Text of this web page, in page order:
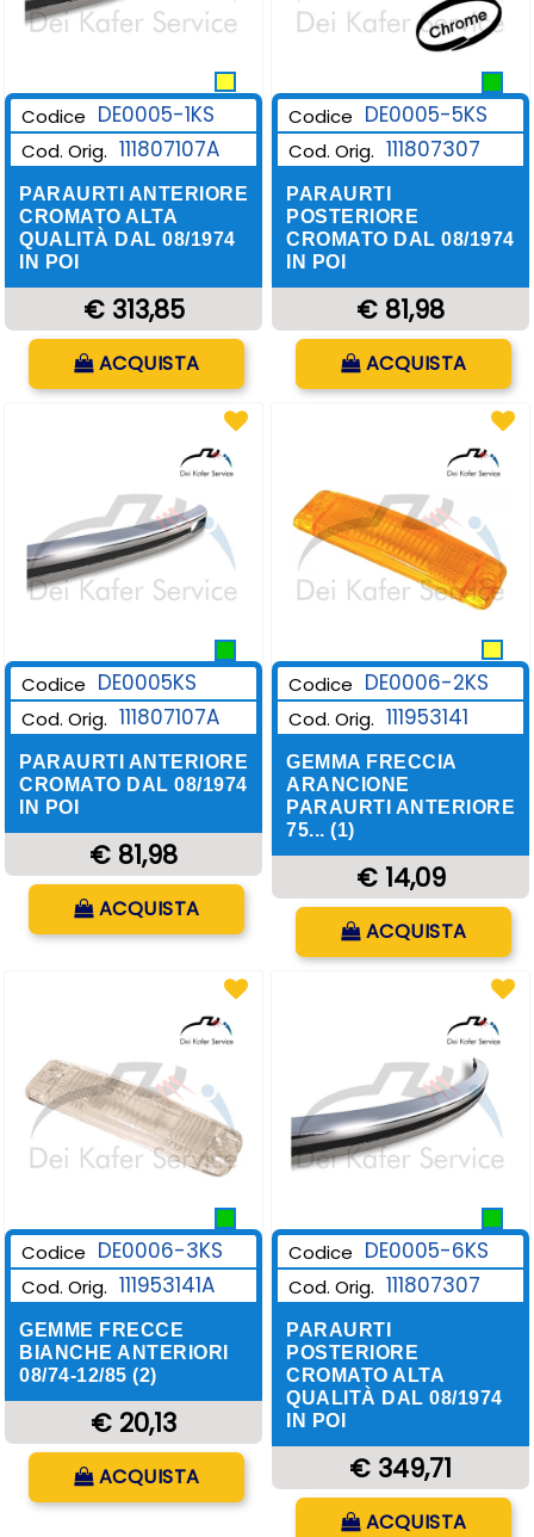
Codice DE0005-1KS
Cod. Orig. 111807107A
PARAURTI ANTERIORE
CROMATO ALTA
QUALITÀ DAL 08/1974
IN POI
€ 313,85
ACQUISTA
Codice DE0005-5KS
Cod. Orig. 111807307
PARAURTI
POSTERIORE
CROMATO DAL 08/1974
IN POI
€ 81,98
ACQUISTA
Codice DE0005KS
Cod. Orig. 111807107A
PARAURTI ANTERIORE
CROMATO DAL 08/1974
IN POI
€ 81,98
ACQUISTA
Codice DE0006-2KS
Cod. Orig. 111953141
GEMMA FRECCIA
ARANCIONE
PARAURTI ANTERIORE
75... (1)
€ 14,09
ACQUISTA
Codice DE0006-3KS
Cod. Orig. 111953141A
GEMME FRECCE
BIANCHE ANTERIORI
08/74-12/85 (2)
€ 20,13
ACQUISTA
Codice DE0005-6KS
Cod. Orig. 111807307
PARAURTI
POSTERIORE
CROMATO ALTA
QUALITÀ DAL 08/1974
IN POI
€ 349,71
ACQUISTA